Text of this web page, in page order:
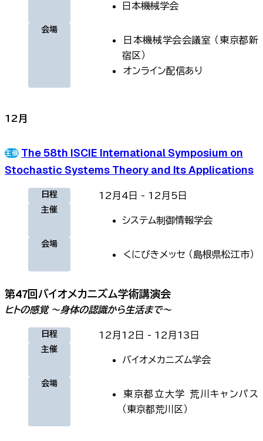
日本機械学会
会場
日本機械学会会議室 （ 東京都新
宿区 ）
オンライン配信あり
12月
The 58th ISCIE International Symposium on
Stochastic Systems Theory and Its Applications
日程 12月4日 - 12月5日
主催
システム制御情報学会
会場
くにびきメッセ （ 島根県松江市）
第47回バイオメカニズム学術講演会
ヒトの感覚 ～身体の認識から生活まで～
日程 12月12日 - 12月13日
主催
バイオメカニズム学会
会場
東京都立大学 荒川キャンパス
（ 東京都荒川区 ）